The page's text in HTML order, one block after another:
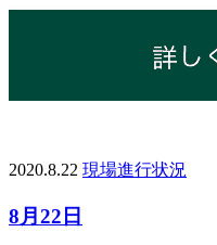
2020.8.22 現場進行状況
8月22日